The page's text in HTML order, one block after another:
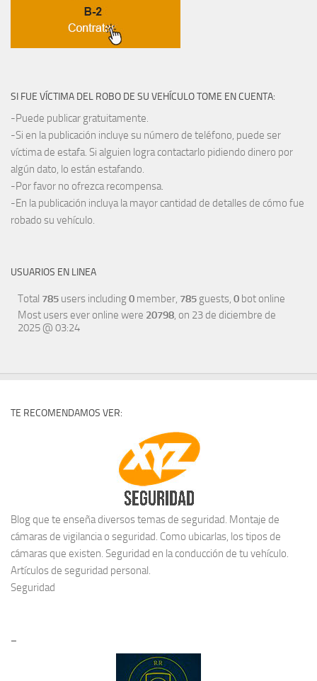
SI FUE VÍCTIMA DEL ROBO DE SU VEHÍCULO TOME EN CUENTA:
-Puede publicar gratuitamente.
-Si en la publicación incluye su número de teléfono, puede ser
víctima de estafa. Si alguien logra contactarlo pidiendo dinero por
algún dato, lo están estafando.
-Por favor no ofrezca recompensa.
-En la publicación incluya la mayor cantidad de detalles de cómo fue
robado su vehículo.
USUARIOS EN LINEA
Total 785 users including0 member, 785 guests, 0 bot online
Most users ever online were 20798, on 23 de diciembre de
2025 @ 03:24
TE RECOMENDAMOS VER:
Blog que te enseña diversos temas de seguridad. Montaje de
cámaras de vigilancia o seguridad. Como ubicarlas, los tipos de
cámaras que existen. Seguridad en la conducción de tu vehículo.
Artículos de seguridad personal.
Seguridad
–